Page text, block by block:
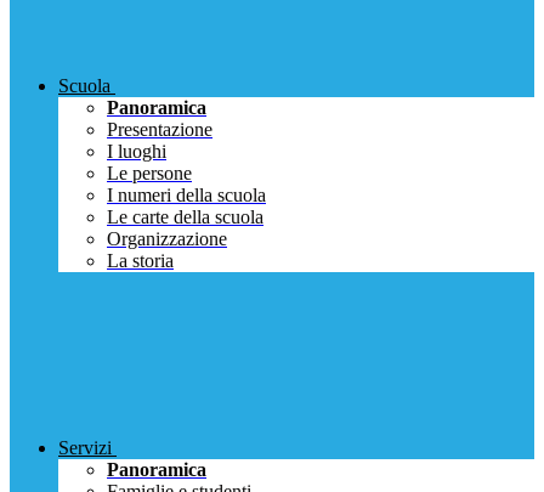
Scuola
Panoramica
Presentazione
I luoghi
Le persone
I numeri della scuola
Le carte della scuola
Organizzazione
La storia
Servizi
Panoramica